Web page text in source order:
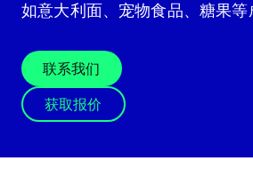
如意大利面、宠物食品、糖果等
联系我们
获取报价